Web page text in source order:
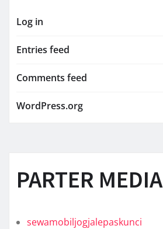
Log in
Entries feed
Comments feed
WordPress.org
PARTER MEDIA
sewamobiljogjalepaskunci